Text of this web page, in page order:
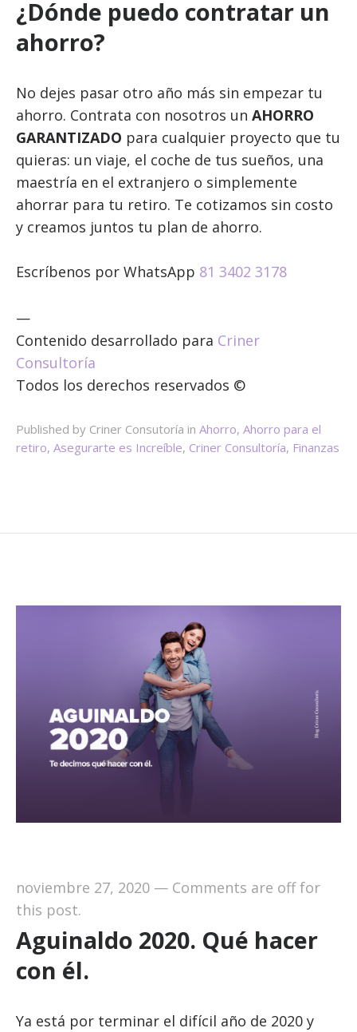
¿Dónde puedo contratar un
ahorro?
No dejes pasar otro año más sin empezar tu
ahorro. Contrata con nosotros un AHORRO
GARANTIZADO para cualquier proyecto que tu
quieras: un viaje, el coche de tus sueños, una
maestría en el extranjero o simplemente
ahorrar para tu retiro. Te cotizamos sin costo
y creamos juntos tu plan de ahorro.
Escríbenos por WhatsApp 81 3402 3178
—
Contenido desarrollado para Criner
Consultoría
Todos los derechos reservados ©
Published by Criner Consutoría in Ahorro, Ahorro para el
retiro, Asegurarte es Increíble, Criner Consultoría, Finanzas
noviembre 27, 2020— Comments are off for
this post.
Aguinaldo 2020. Qué hacer
con él.
Ya está por terminar el difícil año de 2020 y